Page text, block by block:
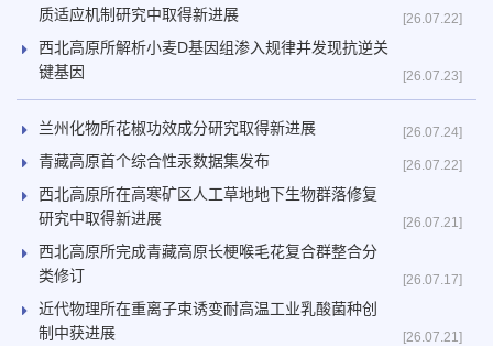
[26.07.22]
质适应机制研究中取得新进展
[26.07.23]
西北高原所解析小麦D基因组渗入规律并发现抗逆关
键基因
[26.07.24]
兰州化物所花椒功效成分研究取得新进展
[26.07.22]
青藏高原首个综合性汞数据集发布
[26.07.21]
西北高原所在高寒矿区人工草地地下生物群落修复
研究中取得新进展
[26.07.17]
西北高原所完成青藏高原长梗喉毛花复合群整合分
类修订
[26.07.21]
近代物理所在重离子束诱变耐高温工业乳酸菌种创
制中获进展